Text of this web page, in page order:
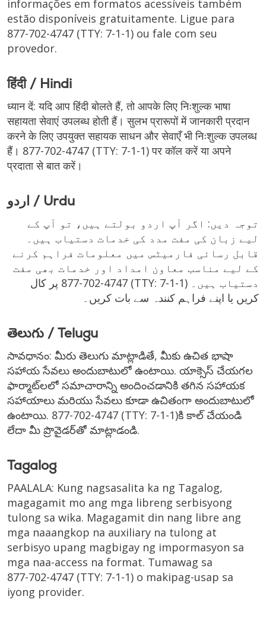
informações em formatos acessíveis também
estão disponíveis gratuitamente. Ligue para
877-702-4747 (TTY: 7-1-1) ou fale com seu
provedor.
हिंदी / Hindi
ध्यान दें: यदि आप हिंदी बोलते हैं, तो आपके लिए निःशुल्क भाषा
सहायता सेवाएं उपलब्ध होती हैं। सुलभ प्रारूपों में जानकारी प्रदान
करने के लिए उपयुक्त सहायक साधन और सेवाएँ भी निःशुल्क उपलब्ध
हैं। 877-702-4747 (TTY: 7-1-1)पर कॉल करें या अपने
प्रदाता से बात करें।
اردو / Urdu
توجہ دیں: اگر آپ اردو بولتے ہیں، تو آپ کے
لیے زبان کی مفت مدد کی خدمات دستیاب ہیں۔
قابل رسائی فارمیٹس میں معلومات فراہم کرنے
کے لیے مناسب معاون امداد اور خدمات بھی مفت
دستیاب ہیں۔
877-702-4747 (TTY: 7-1-1)
پر کال
کریں یا اپنے فراہم کنندہ سے بات کریں۔
తెలుగు / Telugu
సావధానం: మీరు తెలుగు మాట్లాడితే, మీకు ఉచిత భాషా
సహాయ సేవలు అందుబాటులో ఉంటాయి. యాక్సెస్ చేయగల
ఫార్మాట్‌లలో సమాచారాన్ని అందించడానికి తగిన సహాయక
సహాయాలు మరియు సేవలు కూడా ఉచితంగా అందుబాటులో
ఉంటాయి. 877-702-4747 (TTY: 7-1-1)కి కాల్ చేయండి
లేదా మీ ప్రొవైడర్‌తో మాట్లాడండి.
Tagalog
PAALALA: Kung nagsasalita ka ng Tagalog,
magagamit mo ang mga libreng serbisyong
tulong sa wika. Magagamit din nang libre ang
mga naaangkop na auxiliary na tulong at
serbisyo upang magbigay ng impormasyon sa
mga naa-access na format. Tumawag sa
877-702-4747 (TTY: 7-1-1) o makipag-usap sa
iyong provider.